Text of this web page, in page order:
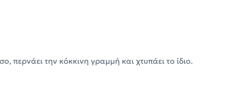
την κόκκινη γραμμή και χτυπάει το ίδιο.